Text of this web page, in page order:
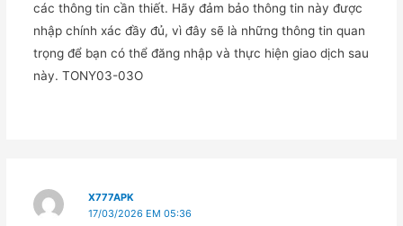
các thông tin cần thiết. Hãy đảm bảo thông tin này được
nhập chính xác đầy đủ, vì đây sẽ là những thông tin quan
trọng để bạn có thể đăng nhập và thực hiện giao dịch sau
này. TONY03-03O
X777APK
17/03/2026 EM 05:36